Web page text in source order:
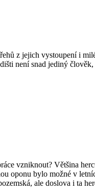
z jejich vystoupení i
není snad jediný
vzniknout? Většina
oponu bylo možné v
ale doslova i ta